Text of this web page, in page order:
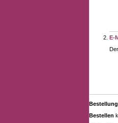
E-
Bestellung
Bestellen